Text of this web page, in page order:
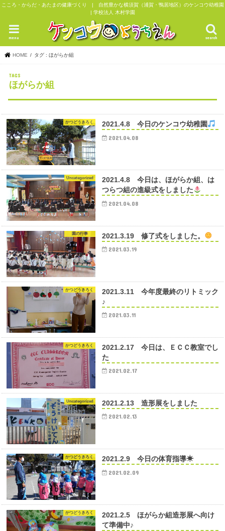
こころ・からだ・あたまの健康づくり | 自然豊かな横須賀（浦賀・鴨居地区）のケンコウ幼稚園
| 学校法人 木村学園
search
menu
HOME タグ : ほがらか組
ほがらか組
かつどうきろく 2021.4.8 今日のケンコウ幼稚園
2021.04.08
Uncategorized
2021.4.8 今日は、ほがらか組、は
つらつ組の進級式をしました
2021.04.08
園の行事 2021.3.19 修了式をしました。
2021.03.19
かつどうきろく
2021.3.11 今年度最終のリトミック
♪
2021.03.11
かつどうきろく
2021.2.17 今日は、ＥＣＣ教室でし
た
2021.02.17
Uncategorized 2021.2.13 造形展をしました
2021.02.13
かつどうきろく 2021.2.9 今日の体育指導☀
2021.02.09
かつどうきろく
2021.2.5 ほがらか組造形展へ向け
て準備中♪